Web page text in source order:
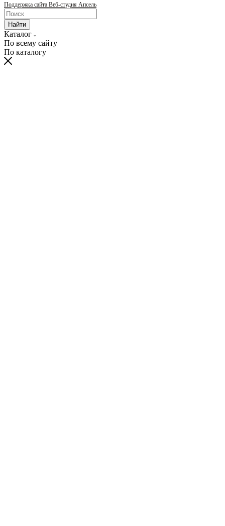
Поддержка сайта Веб-студия Апсель
Найти
Каталог
По всему сайту
По каталогу